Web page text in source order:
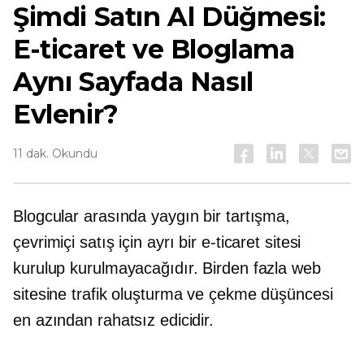
Şimdi Satın Al Düğmesi:
E-ticaret ve Bloglama
Aynı Sayfada Nasıl
Evlenir?
11 dak. Okundu
Blogcular arasında yaygın bir tartışma,
çevrimiçi satış için ayrı bir e-ticaret sitesi
kurulup kurulmayacağıdır. Birden fazla web
sitesine trafik oluşturma ve çekme düşüncesi
en azından rahatsız edicidir.